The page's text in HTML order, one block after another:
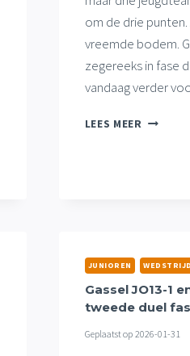
om de drie
vreemde bodem.
zegereeks in fase
vandaag verder
LEES MEER GASSEL
JUNIOREN
Gassel JO13-1
tweede duel
Geplaatst op 2026-01-31